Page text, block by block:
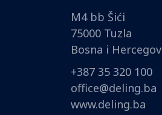
M4 bb Šići
75000 Tuzla
Bosna i
+387 35 320 100
office@deling.ba
www.deling.ba